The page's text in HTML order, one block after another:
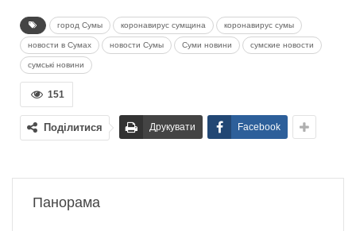
город Сумы коронавирус сумщина коронавирус сумы
новости в Сумах новости Сумы Суми новини сумские новости
сумські новини
151
Поділитися Друкувати Facebook
Панорама